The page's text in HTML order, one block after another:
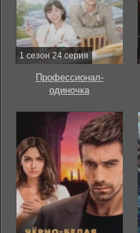
1 сезон 24 серия
Профессионал-
одиночка